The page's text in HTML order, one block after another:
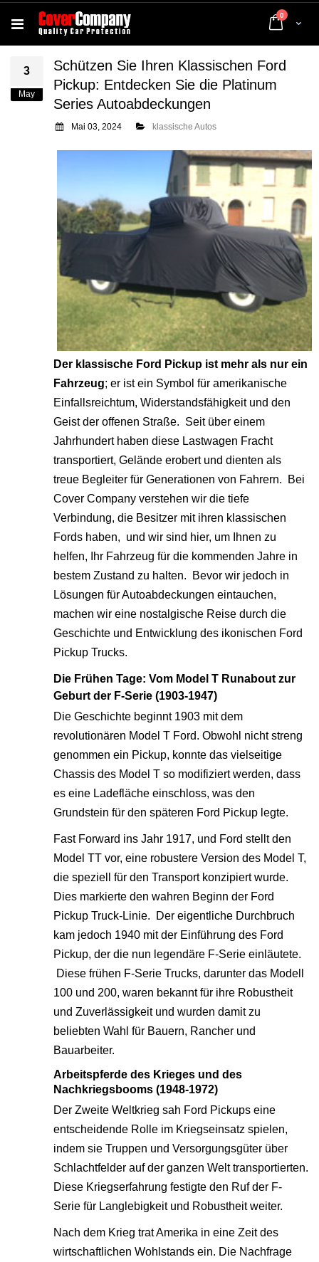
Cart
0 Artikel
3
May
Schützen Sie Ihren Klassischen Ford
Pickup: Entdecken Sie die Platinum
Series Autoabdeckungen
Mai 03, 2024 klassische Autos
Der klassische Ford Pickup ist mehr als nur ein
Fahrzeug; er ist ein Symbol für amerikanische
Einfallsreichtum, Widerstandsfähigkeit und den
Geist der offenen Straße. Seit über einem
Jahrhundert haben diese Lastwagen Fracht
transportiert, Gelände erobert und dienten als
treue Begleiter für Generationen von Fahrern. Bei
Cover Company verstehen wir die tiefe
Verbindung, die Besitzer mit ihren klassischen
Fords haben, und wir sind hier, um Ihnen zu
helfen, Ihr Fahrzeug für die kommenden Jahre in
bestem Zustand zu halten. Bevor wir jedoch in
Lösungen für Autoabdeckungen eintauchen,
machen wir eine nostalgische Reise durch die
Geschichte und Entwicklung des ikonischen Ford
Pickup Trucks.
Die Frühen Tage: Vom Model T Runabout zur
Geburt der F-Serie (1903-1947)
Die Geschichte beginnt 1903 mit dem
revolutionären Model T Ford. Obwohl nicht streng
genommen ein Pickup, konnte das vielseitige
Chassis des Model T so modifiziert werden, dass
es eine Ladefläche einschloss, was den
Grundstein für den späteren Ford Pickup legte.
Fast Forward ins Jahr 1917, und Ford stellt den
Model TT vor, eine robustere Version des Model T,
die speziell für den Transport konzipiert wurde.
Dies markierte den wahren Beginn der Ford
Pickup Truck-Linie. Der eigentliche Durchbruch
kam jedoch 1940 mit der Einführung des Ford
Pickup, der die nun legendäre F-Serie einläutete.
Diese frühen F-Serie Trucks, darunter das Modell
100 und 200, waren bekannt für ihre Robustheit
und Zuverlässigkeit und wurden damit zu
beliebten Wahl für Bauern, Rancher und
Bauarbeiter.
Arbeitspferde des Krieges und des
Nachkriegsbooms (1948-1972)
Der Zweite Weltkrieg sah Ford Pickups eine
entscheidende Rolle im Kriegseinsatz spielen,
indem sie Truppen und Versorgungsgüter über
Schlachtfelder auf der ganzen Welt transportierten.
Diese Kriegserfahrung festigte den Ruf der F-
Serie für Langlebigkeit und Robustheit weiter.
Nach dem Krieg trat Amerika in eine Zeit des
wirtschaftlichen Wohlstands ein. Die Nachfrage